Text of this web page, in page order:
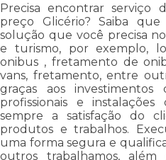
Precisa encontrar serviço
preço Glicério? Saiba
solução que você precisa
e turismo, por exemplo,
onibus , fretamento de
vans, fretamento, entre
graças aos
profissionais e
sempre a satisfação do
produtos e trabalhos.
uma forma segura e
outros trabalhamos,